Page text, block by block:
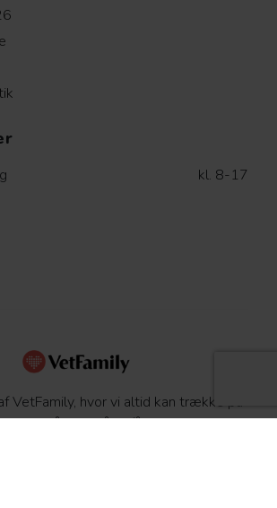
kl. 8-17
VetFamily, hvor vi altid kan trække på
På den måde får dit dyr altid den